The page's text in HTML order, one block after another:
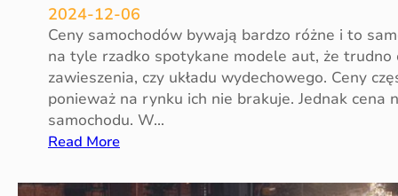
j
ą
o
g
r
a
n
c
2024-12-06
Ceny samochodów bywają bardzo różne i to
na tyle rzadko spotykane modele aut, że
zawieszenia, czy układu wydechowego. Ceny
ponieważ na rynku ich nie brakuje. Jednak cena
samochodu. W…
Read More:
e